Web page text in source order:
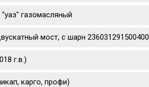
газомасляный
мост, с шарн 236031291500400
г.в.)
карго, профи)